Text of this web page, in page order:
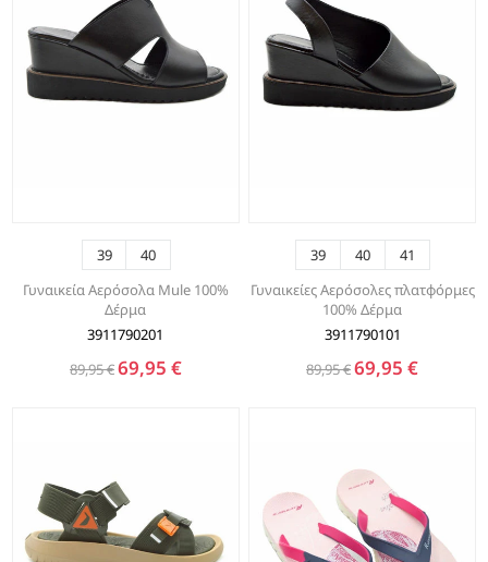
39
40
Γυναικεία Αερόσολα Mule 100%
Δέρμα
3911790201
89,95 €69,95 €
39 40
41
Γυναικείες Αερόσολες πλατφόρμες
100% Δέρμα
3911790101
89,95 €69,95 €